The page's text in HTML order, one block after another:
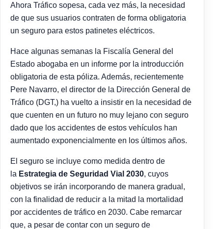
Ahora Tráfico sopesa, cada vez más, la necesidad
de que sus usuarios contraten de forma obligatoria
un seguro para estos patinetes eléctricos.
Hace algunas semanas la Fiscalía General del
Estado abogaba en un informe por la introducción
obligatoria de esta póliza. Además, recientemente
Pere Navarro, el director de la Dirección General de
Tráfico (DGT,) ha vuelto a insistir en la necesidad de
que cuenten en un futuro no muy lejano con seguro
dado que los accidentes de estos vehículos han
aumentado exponencialmente en los últimos años.
El seguro se incluye como medida dentro de
la Estrategia de Seguridad Vial 2030, cuyos
objetivos se irán incorporando de manera gradual,
con la finalidad de reducir a la mitad la mortalidad
por accidentes de tráfico en 2030. Cabe remarcar
que, a pesar de contar con un seguro de